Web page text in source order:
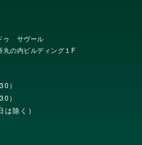
ゥ サヴール
の内ビルディング１F
）
）
除く）